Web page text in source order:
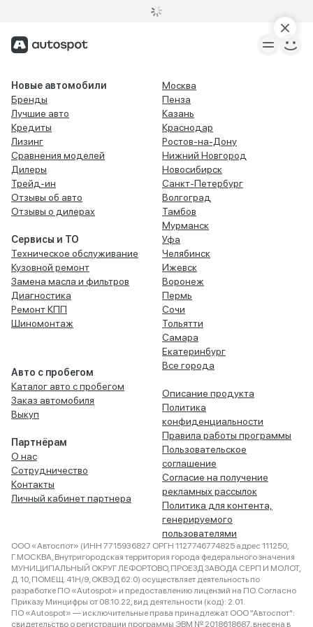
Новые автомобили
Бренды
Лучшие авто
Кредиты
Лизинг
Сравнения моделей
Дилеры
Трейд-ин
Отзывы об авто
Отзывы о дилерах
Сервисы и ТО
Техническое обслуживание
Кузовной ремонт
Замена масла и фильтров
Диагностика
Ремонт КПП
Шиномонтаж
Авто с пробегом
Каталог авто с пробегом
Заказ автомобиля
Выкуп
Партнёрам
О нас
Сотрудничество
Контакты
Личный кабинет партнера
Москва
Пенза
Казань
Краснодар
Ростов-на-Дону
Нижний Новгород
Новосибирск
Санкт-Петербург
Волгоград
Тамбов
Мурманск
Уфа
Челябинск
Ижевск
Воронеж
Пермь
Сочи
Тольятти
Самара
Екатеринбург
Все города
Описание продукта
Политика
конфиденциальности
Правила работы программы
Пользовательское
соглашение
Согласие на получение
рекламных рассылок
Политика для контента,
генерируемого
пользователями
ООО «Автоспот» (ИНН 7715936827 ОРГН 1127746774825 адрес 111250,
Г.МОСКВА, Внутригородская территория города федерального значения
МУНИЦИПАЛЬНЫЙ ОКРУГ ЛЕФОРТОВО, ПРОЕЗД ЗАВОДА СЕРП И МОЛОТ,
Д. 10, ПОМЕЩ. 41Н/9, ОКВЭД 62.0) осуществляет деятельность по
разработке ПО «Autospot» и предоставлению лицензий на ПО. Согласно
Приказу Минцифры от 08.10.22, вид деятельности (код): 2.01.
ПО «Autospot» — исключительные права принадлежат ООО "Автоспот":
свидетельство о регистрации программы ЭВМ № 2018618687, внесена в